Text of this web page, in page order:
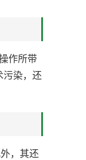
作所带
污染，还
，其还